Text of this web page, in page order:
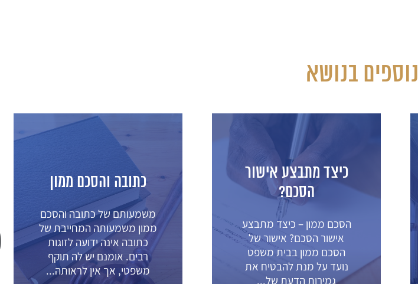
נוספים בנושא
כתובה והסכם ממון
משמעותם של כתובה והסכם
ממון משמעותה המחייבת של
כתובה אינה ידועה לזוגות
רבים. אומנם יש לה תוקף
משפטי, אך אין לראותה...
חשיבות אישור ההסכם
מהו חשיבות אישור ההסכם?
במקרים בהם בני זוג עורכים
הסכם ממון ואינם מאשרים
אותו בבית המשפט או
שבבואם לאשר את ההסכם...